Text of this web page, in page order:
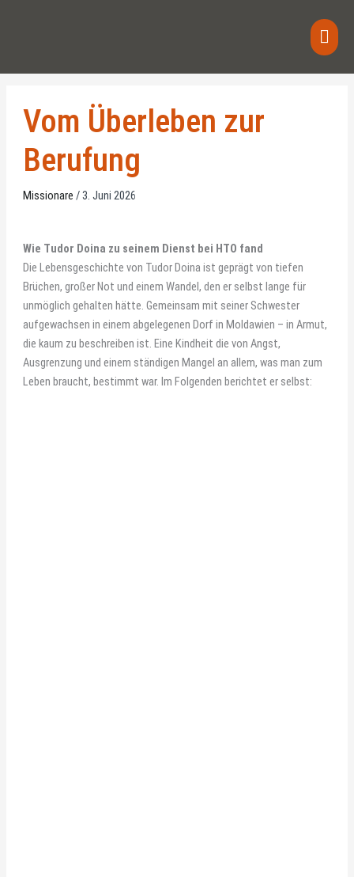
Vom Überleben zur
Berufung
Missionare /3. Juni 2026
Wie Tudor Doina zu seinem Dienst bei HTO fand
Die Lebensgeschichte von Tudor Doina ist geprägt von tiefen
Brüchen, großer Not und einem Wandel, den er selbst lange für
unmöglich gehalten hätte. Gemeinsam mit seiner Schwester
aufgewachsen in einem abgelegenen Dorf in Moldawien – in Armut,
die kaum zu beschreiben ist. Eine Kindheit die von Angst,
Ausgrenzung und einem ständigen Mangel an allem, was man zum
Leben braucht, bestimmt war. Im Folgenden berichtet er selbst: